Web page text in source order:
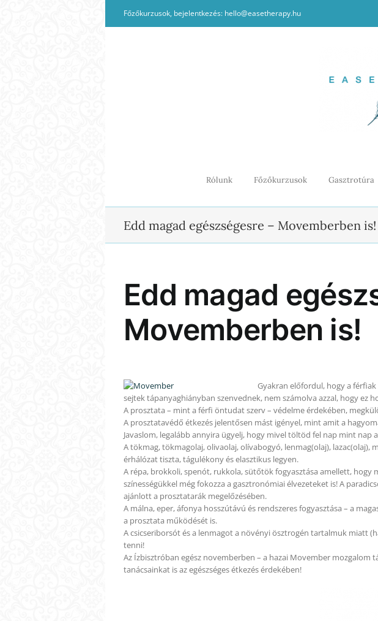
Főzőkurzusok, bejelentkezés: hello@easetherapy.hu
Rólunk Főzőkurzusok Gasztrotúra
Edd magad egészségesre – Movemberben is!
Edd magad
Movemberben is!
Gyakran előfordul, hogy a
sejtek tápanyaghiányban szenvednek, nem számolva azzal, hogy ez
A prosztata – mint a férfi öntudat szerv – védelme érdekében,
A prosztatavédő étkezés jelentősen mást igényel, mint amit a
Javaslom, legalább annyira ügyelj, hogy mivel töltöd fel nap mint
A tökmag, tökmagolaj, olivaolaj, olívabogyó, lenmag(olaj), lazac(olaj),
érhálózat tiszta, tágulékony és elasztikus legyen.
A répa, brokkoli, spenót, rukkola, sütőtök fogyasztása amellett,
színességükkel még fokozza a gasztronómiai élvezeteket is! A
ajánlott a prosztatarák megelőzésében.
A málna, eper, áfonya hosszútávú és rendszeres fogyasztása – a
a prosztata működését is.
A csicseriborsót és a lenmagot a növényi ösztrogén tartalmuk miatt
tenni!
Az Ízbisztróban egész novemberben – a hazai Movember
tanácsainkat is az egészséges étkezés érdekében!